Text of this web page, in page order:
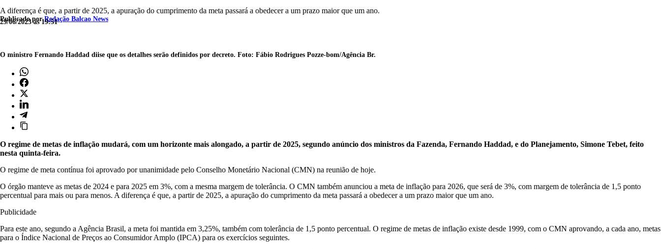
A diferença é que, a partir de 2025, a apuração do cumprimento da meta passará a obedecer a um prazo maior que um ano.
Publicado porRedação Balcao News
29/06/2023 às 19:51
O ministro Fernando Haddad diise que os detalhes serão definidos por decreto. Foto: Fábio Rodrigues Pozze-bom/Agência Br.
O regime de metas de inflação mudará, com um horizonte mais alongado, a partir de 2025, segundo anúncio dos ministros da Fazenda, Fernando Haddad, e do Planejamento, Simone Tebet, feito
nesta quinta-feira.
O regime de meta contínua foi aprovado por unanimidade pelo Conselho Monetário Nacional (CMN) na reunião de hoje.
O órgão manteve as metas de 2024 e para 2025 em 3%, com a mesma margem de tolerância. O CMN também anunciou a meta de inflação para 2026, que será de 3%, com margem de tolerância de 1,5 ponto
percentual para mais ou para menos. A diferença é que, a partir de 2025, a apuração do cumprimento da meta passará a obedecer a um prazo maior que um ano.
Publicidade
Para este ano, segundo a Agência Brasil, a meta foi mantida em 3,25%, também com tolerância de 1,5 ponto percentual. O regime de metas de inflação existe desde 1999, com o CMN aprovando, a cada ano, metas
para o Índice Nacional de Preços ao Consumidor Amplo (IPCA) para os exercícios seguintes.